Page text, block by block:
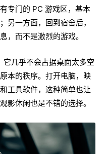
专门的 PC 游戏区，基本
另一方面，回到宿舍后，
，而不是激烈的游戏。
几乎不会占据桌面太多空
本的秩序。打开电脑，映
工具软件，这种简单也让
影休闲也是不错的选择。